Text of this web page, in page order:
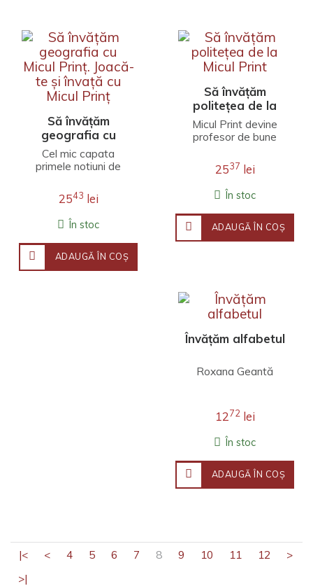
Să învățăm
geografia cu
Micul Prinț. Joacă-
te și învață cu
Cel mic capata
primele notiuni de
muntii, cum este un
desert, de cate tipuri
sunt..
2543 lei
În stoc
ADAUGĂ ÎN COŞ
Să învățăm
politețea de la
Micul Print
Micul Print devine
profesor de bune
dumneavoastra,
invatandu-l cum sa
salute,..
2537 lei
În stoc
ADAUGĂ ÎN COŞ
Învățăm alfabetul
Roxana Geantă
1272lei
În stoc
ADAUGĂ ÎN COŞ
|< < 4 5 6 7 8 9 10 11 12
>
>|